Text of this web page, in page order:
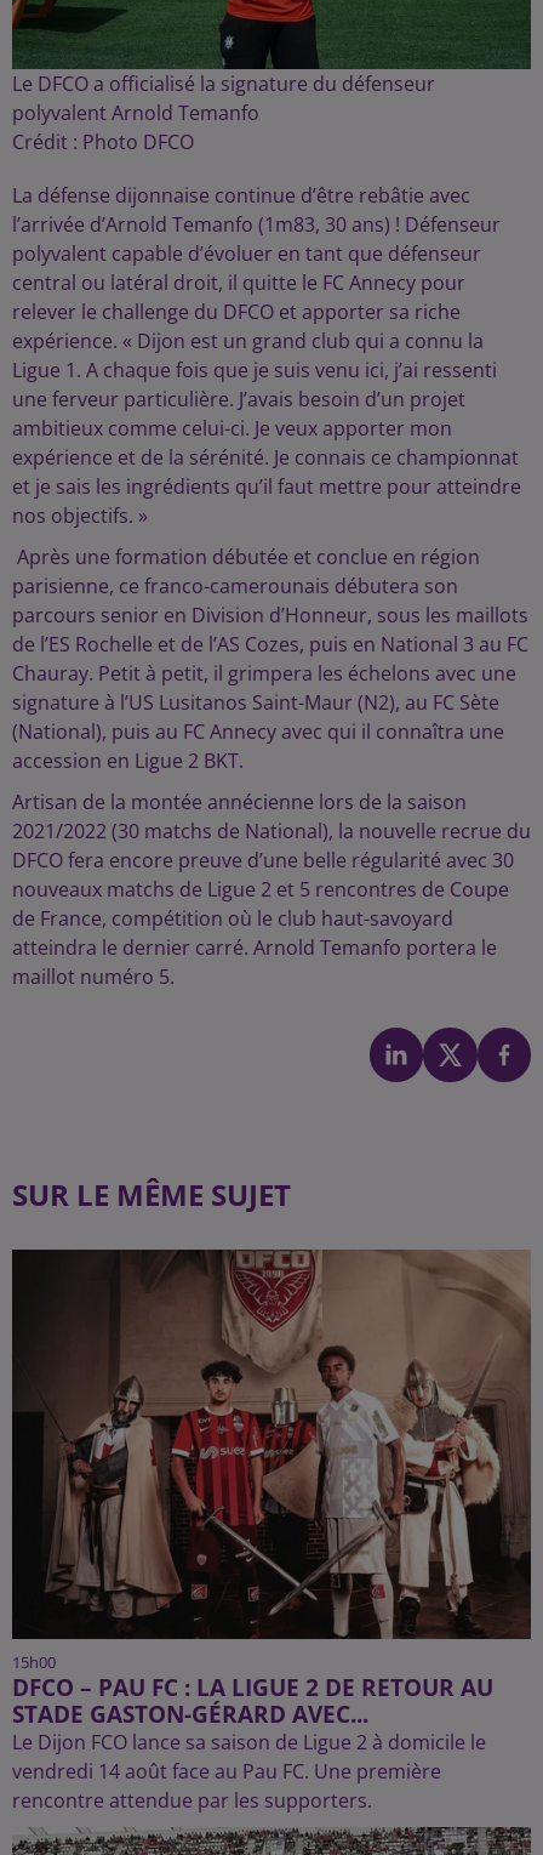
Le DFCO a officialisé la signature du défenseur
polyvalent Arnold Temanfo
Crédit : Photo DFCO
La défense dijonnaise continue d’être rebâtie avec
l’arrivée d’Arnold Temanfo (1m83, 30 ans) ! Défenseur
polyvalent capable d’évoluer en tant que défenseur
central ou latéral droit, il quitte le FC Annecy pour
relever le challenge du DFCO et apporter sa riche
expérience. « Dijon est un grand club qui a connu la
Ligue 1. A chaque fois que je suis venu ici, j’ai ressenti
une ferveur particulière. J’avais besoin d’un projet
ambitieux comme celui-ci. Je veux apporter mon
expérience et de la sérénité. Je connais ce championnat
et je sais les ingrédients qu’il faut mettre pour atteindre
nos objectifs. »
Après une formation débutée et conclue en région
parisienne, ce franco-camerounais débutera son
parcours senior en Division d’Honneur, sous les maillots
de l’ES Rochelle et de l’AS Cozes, puis en National 3 au FC
Chauray. Petit à petit, il grimpera les échelons avec une
signature à l’US Lusitanos Saint-Maur (N2), au FC Sète
(National), puis au FC Annecy avec qui il connaîtra une
accession en Ligue 2 BKT.
Artisan de la montée annécienne lors de la saison
2021/2022 (30 matchs de National), la nouvelle recrue du
DFCO fera encore preuve d’une belle régularité avec 30
nouveaux matchs de Ligue 2 et 5 rencontres de Coupe
de France, compétition où le club haut-savoyard
atteindra le dernier carré. Arnold Temanfo portera le
maillot numéro 5.
SUR LE MÊME SUJET
15h00
DFCO – PAU FC : LA LIGUE 2 DE RETOUR AU
STADE GASTON-GÉRARD AVEC...
Le Dijon FCO lance sa saison de Ligue 2 à domicile le
vendredi 14 août face au Pau FC. Une première
rencontre attendue par les supporters.